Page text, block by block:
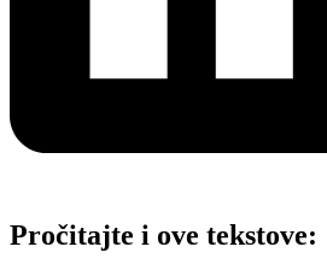
Pročitajte i ove tekstove: